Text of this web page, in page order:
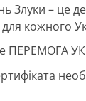
Злуки – це
кожного
ПЕРЕМОГА